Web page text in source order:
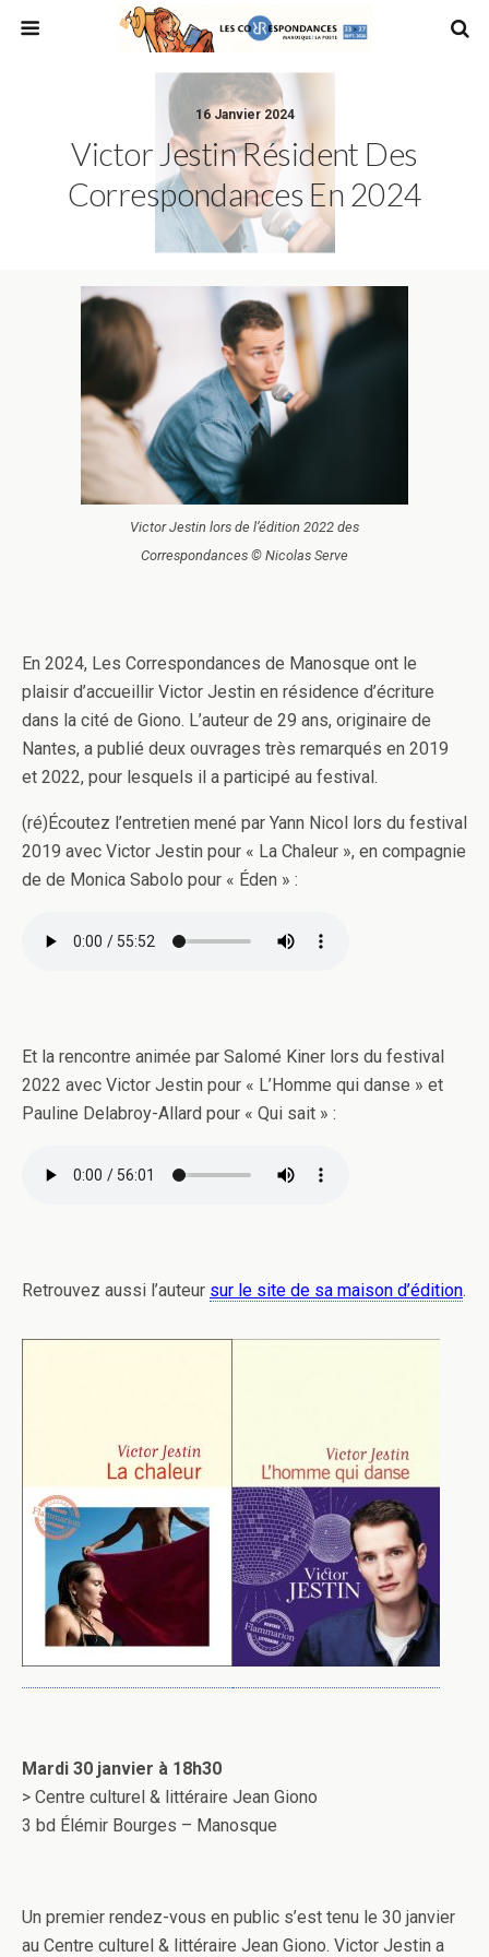
16 Janvier 2024
Victor Jestin Résident Des
Correspondances En 2024
Victor Jestin lors de l’édition 2022 des
Correspondances © Nicolas Serve
En 2024, Les Correspondances de Manosque ont le
plaisir d’accueillir Victor Jestin en résidence d’écriture
dans la cité de Giono. L’auteur de 29 ans, originaire de
Nantes, a publié deux ouvrages très remarqués en 2019
et 2022, pour lesquels il a participé au festival.
(ré)Écoutez l’entretien mené par Yann Nicol lors du festival
2019 avec Victor Jestin pour « La Chaleur », en compagnie
de de Monica Sabolo pour « Éden » :
Et la rencontre animée par Salomé Kiner lors du festival
2022 avec Victor Jestin pour « L’Homme qui danse » et
Pauline Delabroy-Allard pour « Qui sait » :
Retrouvez aussi l’auteur sur le site de sa maison d’édition.
Mardi 30 janvier à 18h30
> Centre culturel & littéraire Jean Giono
3 bd Élémir Bourges – Manosque
Un premier rendez-vous en public s’est tenu le 30 janvier
au Centre culturel & littéraire Jean Giono. Victor Jestin a